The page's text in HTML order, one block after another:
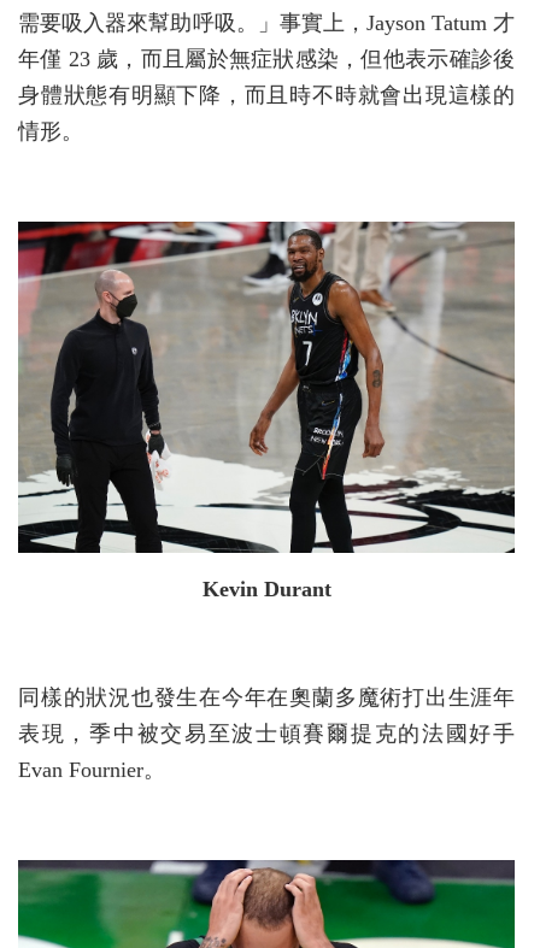
需要吸入器來幫助呼吸。」事實上，Jayson Tatum 才
年僅 23 歲，而且屬於無症狀感染，但他表示確診後
身體狀態有明顯下降，而且時不時就會出現這樣的
情形。
Kevin Durant
同樣的狀況也發生在今年在奧蘭多魔術打出生涯年
表現，季中被交易至波士頓賽爾提克的法國好手
Evan Fournier。